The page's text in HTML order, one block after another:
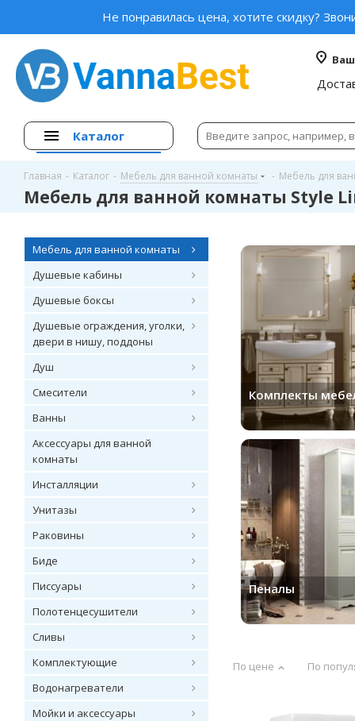
Не понравилась цена, хотите скидку?
Каталог
Главная - Каталог - Мебель для ванной комнаты - Мебель для
Мебель для ванной комнаты Style
Комплекты
Пеналы
По цене По
Мебель для ванной комнаты
Душевые кабины
Душевые боксы
Душевые ограждения, уголки,
двери в нишу, поддоны
Душ
Смесители
Ванны
Аксессуары для ванной
комнаты
Инсталляции
Унитазы
Раковины
Биде
Писсуары
Полотенцесушители
Сливы
Комплектующие
Водонагреватели
Мойки и аксессуары